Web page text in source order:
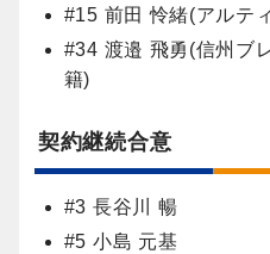
#15 前田 怜緒(アルテ
#34 渡邉 飛勇(信州ブ
籍)
契約継続合意
#3 長谷川 暢
#5 小島 元基